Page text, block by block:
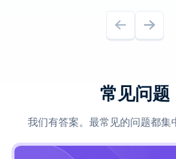
常见问题
我们有答案。最常见的问题都集